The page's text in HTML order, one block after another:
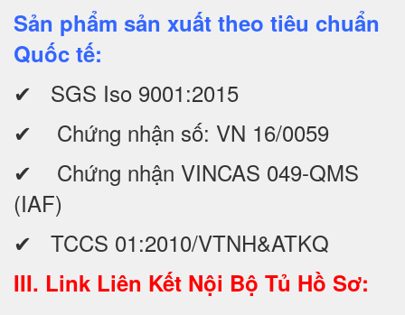
Sản phẩm sản xuất theo tiêu chuẩn
Quốc tế:
✔ SGS Iso 9001:2015
✔ Chứng nhận số: VN 16/0059
✔ Chứng nhận VINCAS 049-QMS
(IAF)
✔ TCCS 01:2010/VTNH&ATKQ
III. Link Liên Kết Nội Bộ Tủ Hồ Sơ: